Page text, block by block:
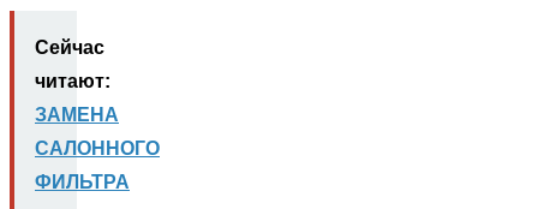
Сейчас
читают:
ЗАМЕНА
САЛОННОГО
ФИЛЬТРА